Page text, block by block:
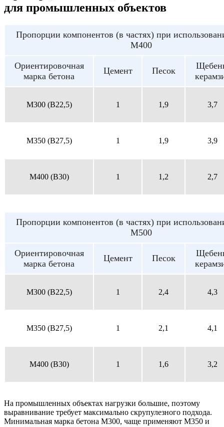
для промышленных объектов
Пропорции компонентов (в частях) при
М400
Ориентировочная
марка бетона
Цемент Песок
M300 (B22,5) 1 1,9 3,7
M350 (B27,5) 1 1,9 3,9
M400 (B30) 1 1,2 2,7
Пропорции компонентов (в частях) при
М500
Ориентировочная
марка бетона
Цемент Песок
M300 (B22,5) 1 2,4 4,3
M350 (B27,5) 1 2,1 4,1
M400 (B30) 1 1,6 3,2
На промышленных объектах нагрузки большие, поэтому
выравнивание требует максимально скрупулезного подхода.
Минимальная марка бетона М300, чаще применяют М350 и